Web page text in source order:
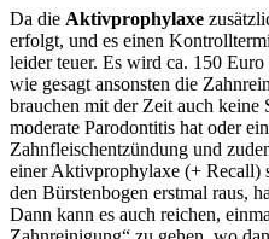
Da die Aktivprophylaxe
erfolgt, und es einen
leider teuer. Es wird ca. 150
wie gesagt ansonsten die
brauchen mit der Zeit auch keine
moderate Parodontitis hat oder
Zahnfleischentzündung und
einer Aktivprophylaxe (+ Recall)
den Bürstenbogen erstmal raus,
Dann kann es auch reichen,